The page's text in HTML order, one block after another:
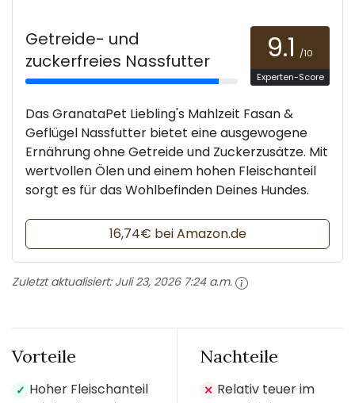
Getreide- und
zuckerfreies Nassfutter
9.1 /10
Experten-Score
Das GranataPet Liebling's Mahlzeit Fasan &
Geflügel Nassfutter bietet eine ausgewogene
Ernährung ohne Getreide und Zuckerzusätze. Mit
wertvollen Ölen und einem hohen Fleischanteil
sorgt es für das Wohlbefinden Deines Hundes.
16,74€ bei Amazon.de
Zuletzt aktualisiert: Juli 23, 2026 7:24 a.m.
Vorteile
✓ Hoher Fleischanteil
Nachteile
✕ Relativ teuer im